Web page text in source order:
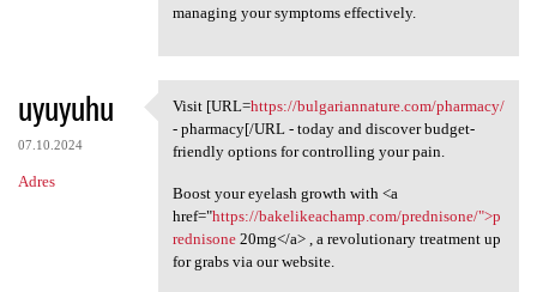
managing your symptoms effectively.
uyuyuhu
07.10.2024
Adres
Visit [URL=https:/
Visit [URL=https://bulgariannature.com/pharmacy/
- pharmacy[/URL - today and discover budget-
friendly options for controlling your pain.
Boost your eyelash growth with <a
href="https://bakelikeachamp.com/prednisone/">p
rednisone20mg</a> , a revolutionary treatment up
for grabs via our website.